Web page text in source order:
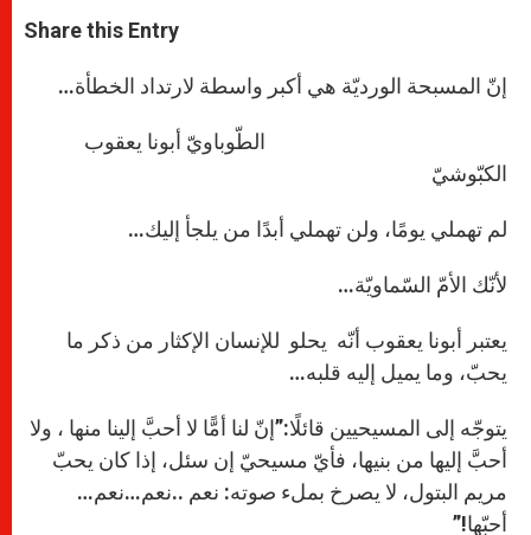
t
s
p
s
e
g
e
e
b
o
k
r
Share this Entry
إنّ المسبحة الورديّة هي أكبر واسطة لارتداد الخطأة…
الطّوباويّ أبونا يعقوب
الكبّوشيّ
لم تهملي يومًا، ولن تهملي أبدًا من يلجأ إليك…
لأنّك الأمّ السّماويّة…
يعتبر أبونا يعقوب أنّه يحلو للإنسان الإكثار من ذكر ما
يحبّ، وما يميل إليه قلبه…
يتوجّه إلى المسيحيين قائلًا:”إنّ لنا أمًّا لا أحبَّ إلينا منها ، ولا
أحبَّ إليها من بنيها، فأيّ مسيحيّ إن سئل، إذا كان يحبّ
مريم البتول، لا يصرخ بملء صوته: نعم ..نعم…نعم…
أحبّها!”